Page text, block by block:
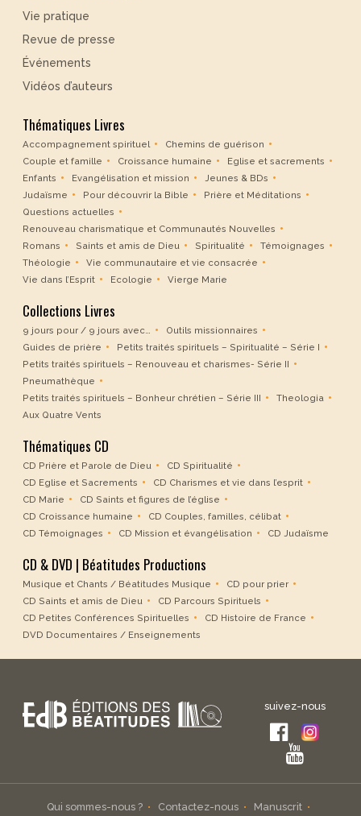
Vie pratique
Revue de presse
Événements
Vidéos d’auteurs
Thématiques Livres
Accompagnement spirituel
Chemins de guérison
Couple et famille
Croissance humaine
Eglise et sacrements
Enfants
Evangélisation et mission
Jeunes & BDs
Judaïsme
Pour découvrir la Bible
Prière et Méditations
Questions actuelles
Renouveau charismatique et Communautés Nouvelles
Romans
Saints et amis de Dieu Spiritualité
Témoignages
Théologie
Vie communautaire et vie consacrée
Vie dans l’Esprit
Ecologie Vierge Marie
Collections Livres
9 jours pour / 9 jours avec…
Outils missionnaires
Guides de prière
Petits traités spirituels – Spiritualité – Série I
Petits traités spirituels – Renouveau et charismes- Série II
Pneumathèque
Petits traités spirituels – Bonheur chrétien – Série III
Theologia
Aux Quatre Vents
Thématiques CD
CD Prière et Parole de Dieu
CD Spiritualité
CD Eglise et Sacrements
CD Charismes et vie dans l’esprit
CD Marie
CD Saints et figures de l’église
CD Croissance humaine
CD Couples, familles, célibat
CD Témoignages
CD Mission et évangélisation CD Judaïsme
CD & DVD | Béatitudes Productions
Musique et Chants / Béatitudes Musique
CD pour prier
CD Saints et amis de Dieu
CD Parcours Spirituels
CD Petites Conférences Spirituelles
CD Histoire de France
DVD Documentaires / Enseignements
suivez-nous
Qui sommes-nous ? Contactez-nous Manuscrit